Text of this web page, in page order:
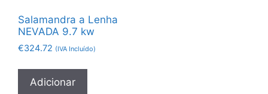
Salamandra a Lenha
NEVADA 9.7 kw
€324.72 (IVA Incluído)
Adicionar